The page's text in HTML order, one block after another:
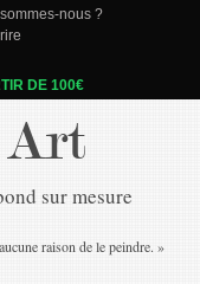
nous ?
DE 100€
Art
sur mesure
raison de le peindre. »